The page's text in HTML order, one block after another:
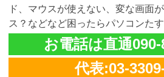
ド、マウスが使えない、変な画面
ス？などなど困ったらパソコンた
お電話は直通
代表:03-